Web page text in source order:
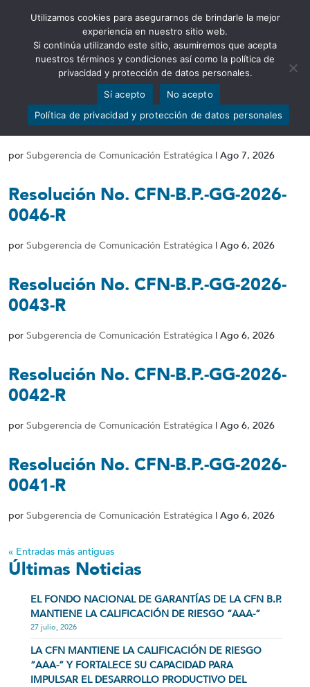
Abrir barra de herramientas
Resolución Nro. CFN-B.P.-GG-2026-
0047-R
por Subgerencia de Comunicación Estratégica | Ago 7, 2026
Resolución No. CFN-B.P.-GG-2026-
0046-R
por Subgerencia de Comunicación Estratégica | Ago 6, 2026
Resolución No. CFN-B.P.-GG-2026-
0043-R
por Subgerencia de Comunicación Estratégica | Ago 6, 2026
Resolución No. CFN-B.P.-GG-2026-
0042-R
por Subgerencia de Comunicación Estratégica | Ago 6, 2026
Resolución No. CFN-B.P.-GG-2026-
0041-R
por Subgerencia de Comunicación Estratégica | Ago 6, 2026
« Entradas más antiguas
Últimas Noticias
EL FONDO NACIONAL DE GARANTÍAS DE LA CFN B.P.
MANTIENE LA CALIFICACIÓN DE RIESGO “AAA-”
27 julio, 2026
LA CFN MANTIENE LA CALIFICACIÓN DE RIESGO
“AAA-” Y FORTALECE SU CAPACIDAD PARA
IMPULSAR EL DESARROLLO PRODUCTIVO DEL
Utilizamos cookies para asegurarnos de brindarle la mejor
experiencia en nuestro sitio web.
Si continúa utilizando este sitio, asumiremos que acepta
nuestros términos y condiciones así como la política de
privacidad y protección de datos personales.
Sí acepto
No acepto
Política de privacidad y protección de datos personales